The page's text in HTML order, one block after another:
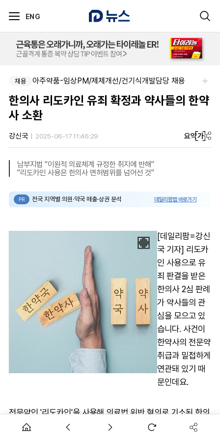
ENG
채용 아주약품-임상PM/제제개선/건기식개발담당 채용
채용
한의사 리도카인 유죄 확정과 약사들의 한약
사 소환
강신국 2025-06-17 11:46:29 요약가
남부지법 "이원적 의료체계 규정한 취지에 반해"
"리도카인 사용은 한의사 면허범위를 넘어선 것"
PR 전국 지역별 의원·약국 매출·상권 분석 데일리팜맵 바로가기
[데일리팜=강신
국 기자] 리도카
인 사용으로 유
죄 판결을 받은
한의사 2심 판례
가 약사들의 관
심을 모으고 있
습니다. 사건이
한약사의 전문약
취급과 밀접하게
연관돼 있기 때
문인데요.
전문약인 '리도카인'을 사용해 의료법 위반 혐의로 기소된 한의
사가 대법원 선고를 앞두고 상고를 취하했고 1심과 2심에서 선